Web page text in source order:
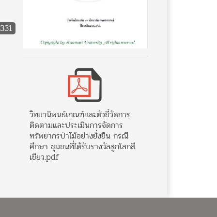
331
วิทยานิพนธ์เกณฑ์และตัวชี้วัดการ
ติดตามและประเมินการจัดการ
ทรัพยากรป่าไม้อย่างยั่งยืน กรณี
ศึกษา ชุมชนที่ได้รับรางวัลลูกโลกสี
เขียว.pdf